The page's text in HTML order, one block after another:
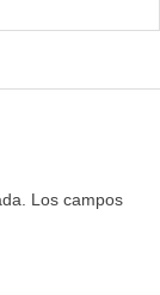
Los campos